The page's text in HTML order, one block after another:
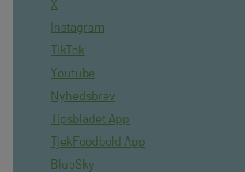
X
Instagram
TikTok
Youtube
Nyhedsbrev
Tipsbladet App
TjekFoodbold App
BlueSky